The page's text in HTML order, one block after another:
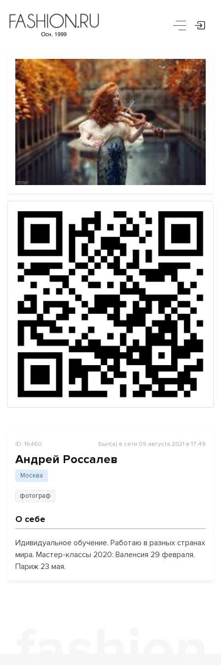
ID: 16460 Был(а) в сети 09 августа 2021 в 17:49
Андрей Россалев
Москва
фотограф
О себе
Идивидуальное обучение. Работаю в разных странах
мира. Мастер-классы 2020: Валенсия 29 февраля,
Париж 23 мая.